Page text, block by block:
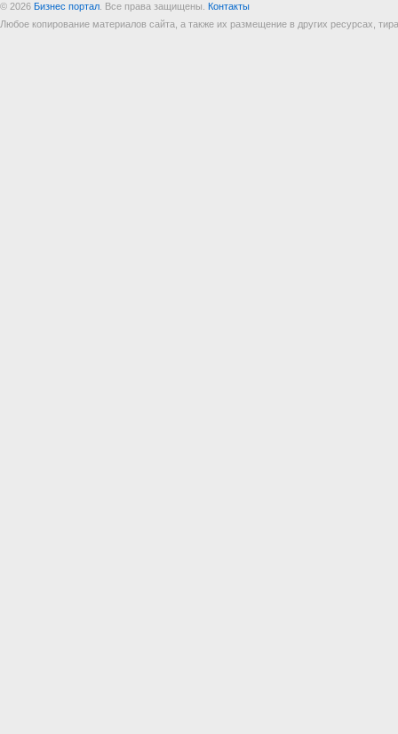
© 2026 Бизнес портал . Все права защищены.
Контакты
Любое копирование материалов сайта, а также их размещение в других ресурсах,